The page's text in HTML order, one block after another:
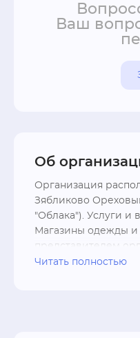
Ваш
Об
Организация
Зябликово
"Облака"). Услуги и
Магазины одежды и
представителем
GENTLEMAN CITY
Читать полностью